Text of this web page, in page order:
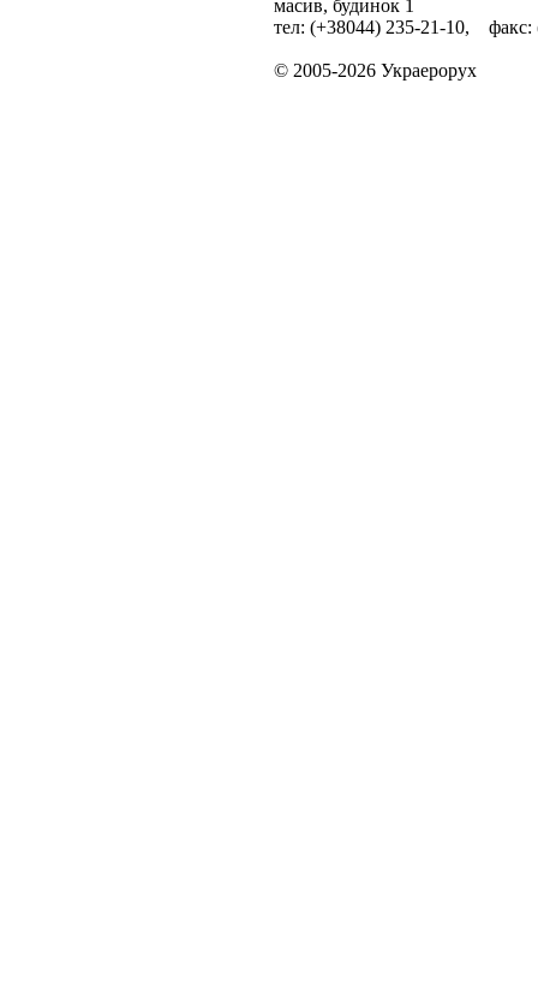
масив, будинок 1
тел: (+38044) 235-21-10, факс:
© 2005-2026 Украерорух